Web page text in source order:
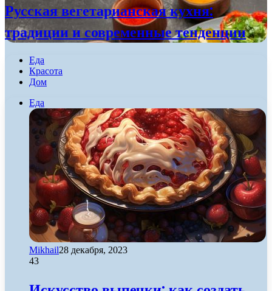
Русская вегетарианская кухня:
традиции и современные тенденции
Еда
Красота
Дом
Еда
Mikhail28 декабря, 2023
43